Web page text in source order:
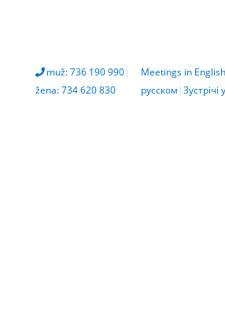
muž: 736 190 990|
žena: 734 620 830
Meetings in English
русском |